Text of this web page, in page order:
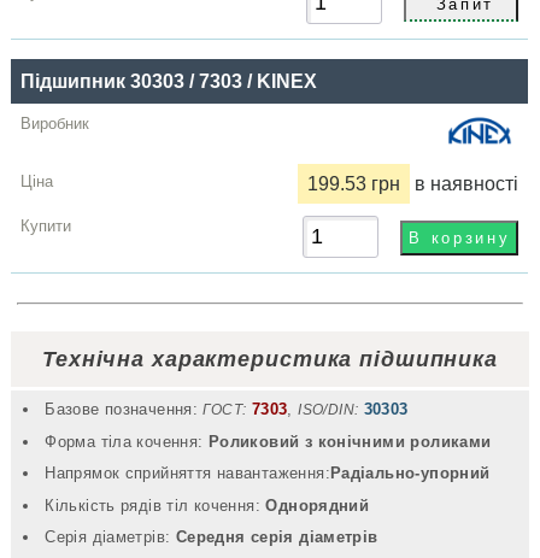
Підшипник 30303 / 7303 / KINEX
199.53 грн в наявності
Технічна характеристика підшипника
Базове позначення: ГОСТ: 7303,ISO/DIN: 30303
Форма тіла кочення: Роликовий з конічними роликами
Напрямок сприйняття навантаження: Радіально-упорний
Кількість рядів тіл кочення:Однорядний
Серія діаметрів: Середня серія діаметрів